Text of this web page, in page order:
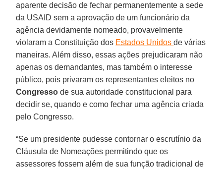
aparente decisão de fechar permanentemente a sede
da USAID sem a aprovação de um funcionário da
agência devidamente nomeado, provavelmente
violaram a Constituição dos Estados Unidosde várias
maneiras. Além disso, essas ações prejudicaram não
apenas os demandantes, mas também o interesse
público, pois privaram os representantes eleitos no
Congressode sua autoridade constitucional para
decidir se, quando e como fechar uma agência criada
pelo Congresso.
“Se um presidente pudesse contornar o escrutínio da
Cláusula de Nomeações permitindo que os
assessores fossem além de sua função tradicional de